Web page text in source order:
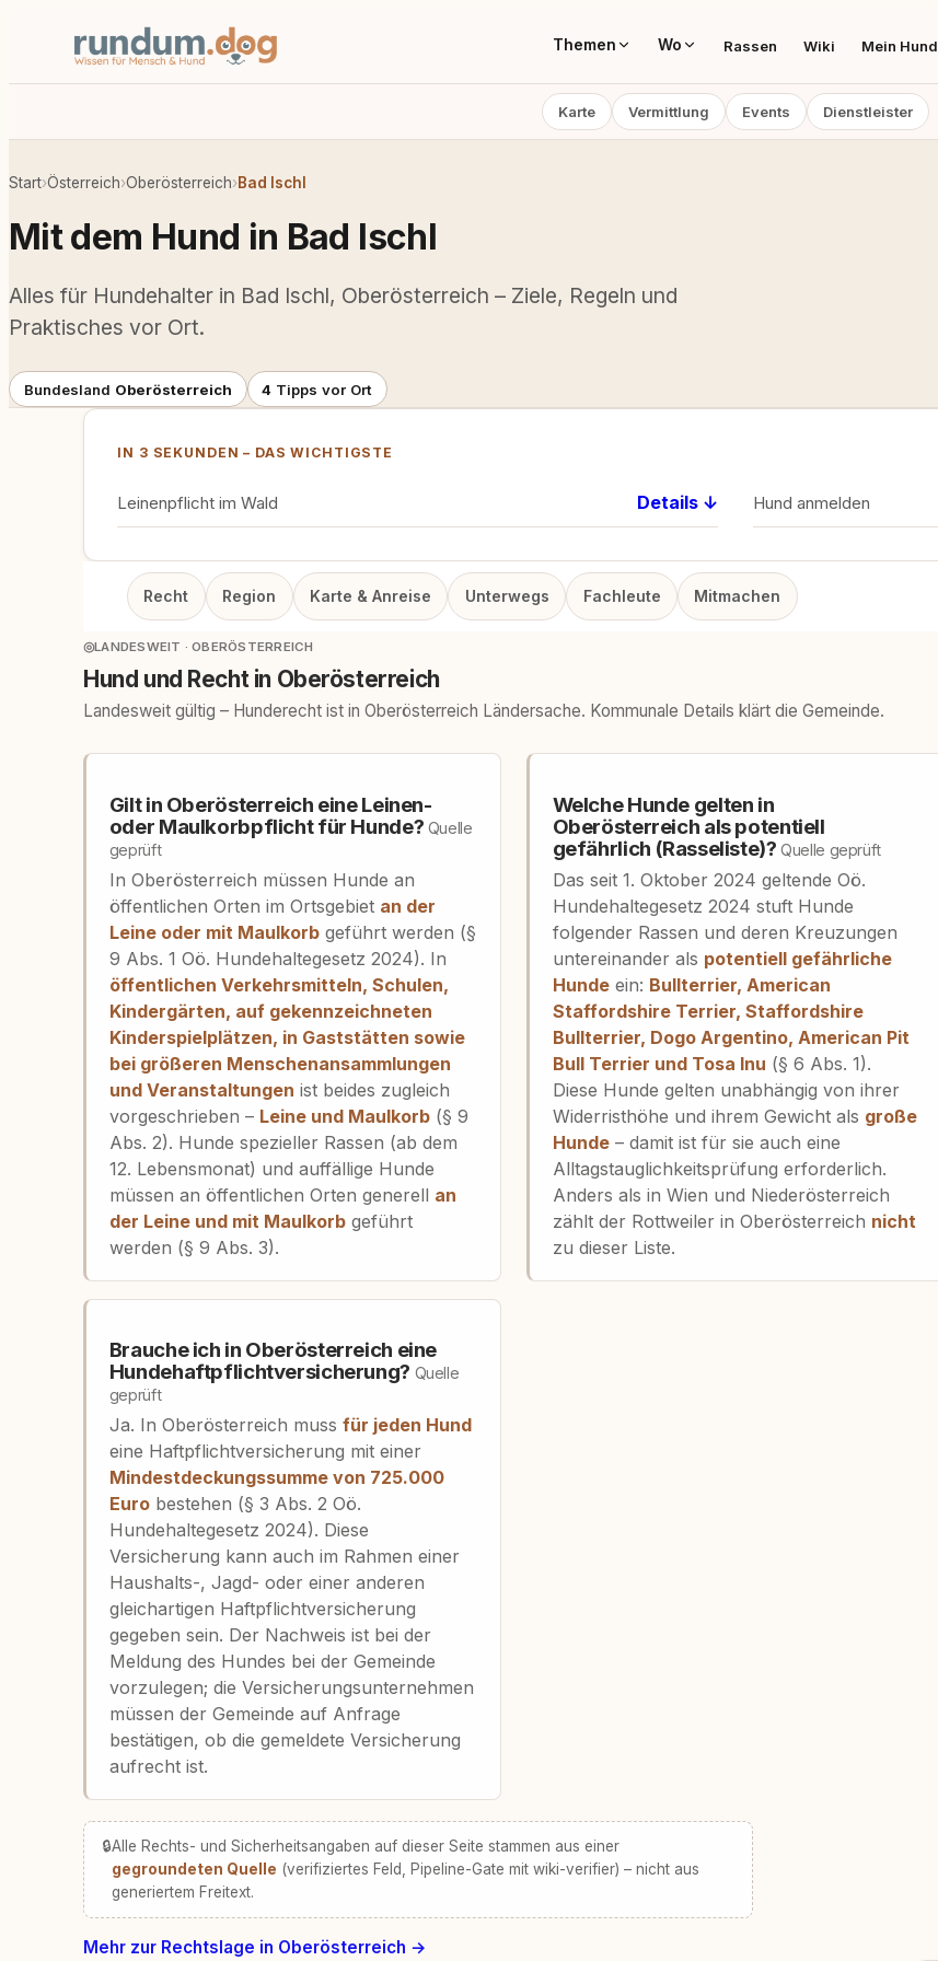
Themen Wo Rassen Wiki Mein Hund
Karte Vermittlung Events Dienstleister
Start›Österreich›Oberösterreich›Bad Ischl
Mit dem Hund in Bad Ischl
Alles für Hundehalter in Bad Ischl, Oberösterreich – Ziele, Regeln und
Praktisches vor Ort.
Bundesland Oberösterreich 4 Tipps vor Ort
IN 3 SEKUNDEN – DAS WICHTIGSTE
Leinenpflicht im Wald Details ↓ Hund anmelden
Recht Region Karte & Anreise Unterwegs Fachleute Mitmachen
◎LANDESWEIT · OBERÖSTERREICH
Hund und Recht in Oberösterreich
Landesweit gültig – Hunderecht ist in Oberösterreich Ländersache. Kommunale Details klärt die Gemeinde.
Gilt in Oberösterreich eine Leinen-
oder Maulkorbpflicht für Hunde? Quelle
geprüft
In Oberösterreich müssen Hunde an
öffentlichen Orten im Ortsgebiet an der
Leine oder mit Maulkorbgeführt werden (§
9 Abs. 1 Oö. Hundehaltegesetz 2024). In
öffentlichen Verkehrsmitteln, Schulen,
Kindergärten, auf gekennzeichneten
Kinderspielplätzen, in Gaststätten sowie
bei größeren Menschenansammlungen
und Veranstaltungen ist beides zugleich
vorgeschrieben – Leine und Maulkorb(§ 9
Abs. 2). Hunde spezieller Rassen (ab dem
12. Lebensmonat) und auffällige Hunde
müssen an öffentlichen Orten generell an
der Leine und mit Maulkorbgeführt
werden (§ 9 Abs. 3).
Welche Hunde gelten in
Oberösterreich als potentiell
gefährlich (Rasseliste)?Quelle geprüft
Das seit 1. Oktober 2024 geltende Oö.
Hundehaltegesetz 2024 stuft Hunde
folgender Rassen und deren Kreuzungen
untereinander als potentiell gefährliche
Hundeein: Bullterrier, American
Staffordshire Terrier, Staffordshire
Bullterrier, Dogo Argentino, American Pit
Bull Terrier und Tosa Inu (§ 6 Abs. 1).
Diese Hunde gelten unabhängig von ihrer
Widerristhöhe und ihrem Gewicht als große
Hunde– damit ist für sie auch eine
Alltagstauglichkeitsprüfung erforderlich.
Anders als in Wien und Niederösterreich
zählt der Rottweiler in Oberösterreich nicht
zu dieser Liste.
Brauche ich in Oberösterreich eine
Hundehaftpflichtversicherung? Quelle
geprüft
Ja. In Oberösterreich muss für jeden Hund
eine Haftpflichtversicherung mit einer
Mindestdeckungssumme von 725.000
Eurobestehen (§ 3 Abs. 2 Oö.
Hundehaltegesetz 2024). Diese
Versicherung kann auch im Rahmen einer
Haushalts-, Jagd- oder einer anderen
gleichartigen Haftpflichtversicherung
gegeben sein. Der Nachweis ist bei der
Meldung des Hundes bei der Gemeinde
vorzulegen; die Versicherungsunternehmen
müssen der Gemeinde auf Anfrage
bestätigen, ob die gemeldete Versicherung
aufrecht ist.
🔒Alle Rechts- und Sicherheitsangaben auf dieser Seite stammen aus einer
gegroundeten Quelle (verifiziertes Feld, Pipeline-Gate mit wiki-verifier) – nicht aus
generiertem Freitext.
Mehr zur Rechtslage in Oberösterreich →